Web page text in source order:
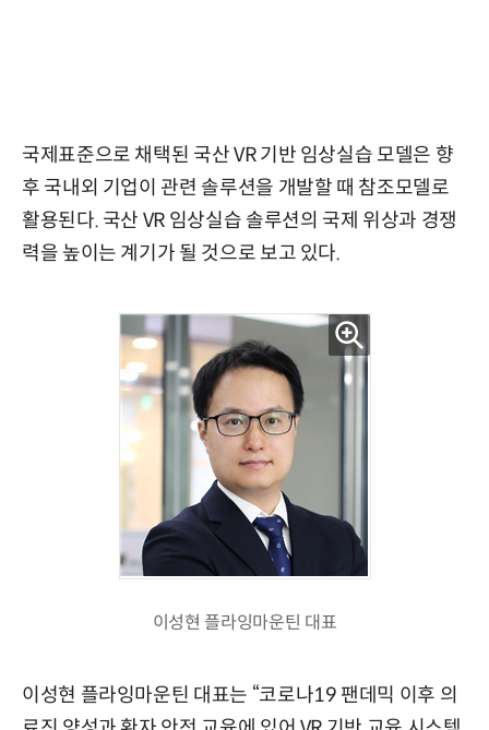
국제표준으로 채택된 국산 VR 기반 임상실습 모델은 향
후 국내외 기업이 관련 솔루션을 개발할 때 참조모델로
활용된다. 국산 VR 임상실습 솔루션의 국제 위상과 경쟁
력을 높이는 계기가 될 것으로 보고 있다.
이성현 플라잉마운틴 대표
이성현 플라잉마운틴 대표는 “코로나19 팬데믹 이후 의